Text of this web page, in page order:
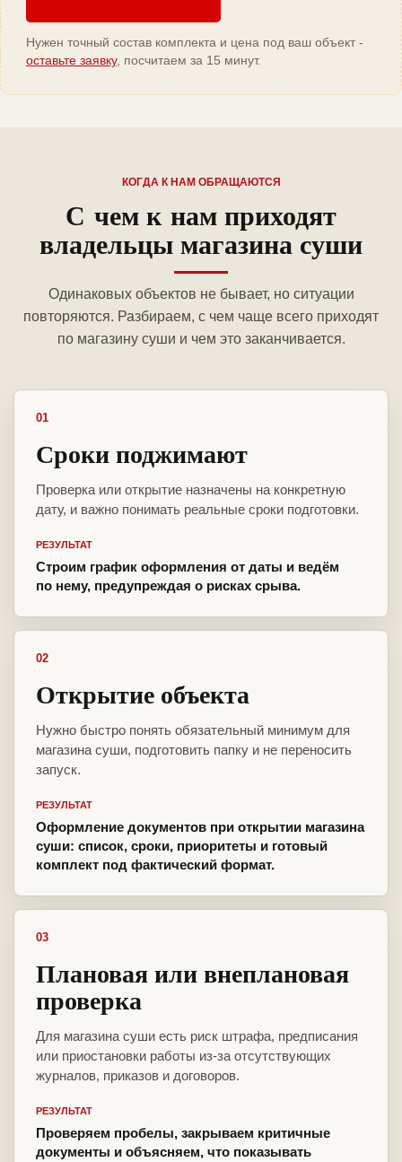
Нужен точный состав комплекта и цена под ваш объект -
оставьте заявку, посчитаем за 15 минут.
КОГДА К НАМ ОБРАЩАЮТСЯ
С чем к нам приходят
владельцы магазина суши
Одинаковых объектов не бывает, но ситуации
повторяются. Разбираем, с чем чаще всего приходят
по магазину суши и чем это заканчивается.
01
Сроки поджимают
Проверка или открытие назначены на конкретную
дату, и важно понимать реальные сроки подготовки.
РЕЗУЛЬТАТ
Строим график оформления от даты и ведём
по нему, предупреждая о рисках срыва.
02
Открытие объекта
Нужно быстро понять обязательный минимум для
магазина суши, подготовить папку и не переносить
запуск.
РЕЗУЛЬТАТ
Оформление документов при открытии магазина
суши: список, сроки, приоритеты и готовый
комплект под фактический формат.
03
Плановая или внеплановая
проверка
Для магазина суши есть риск штрафа, предписания
или приостановки работы из-за отсутствующих
журналов, приказов и договоров.
РЕЗУЛЬТАТ
Проверяем пробелы, закрываем критичные
документы и объясняем, что показывать